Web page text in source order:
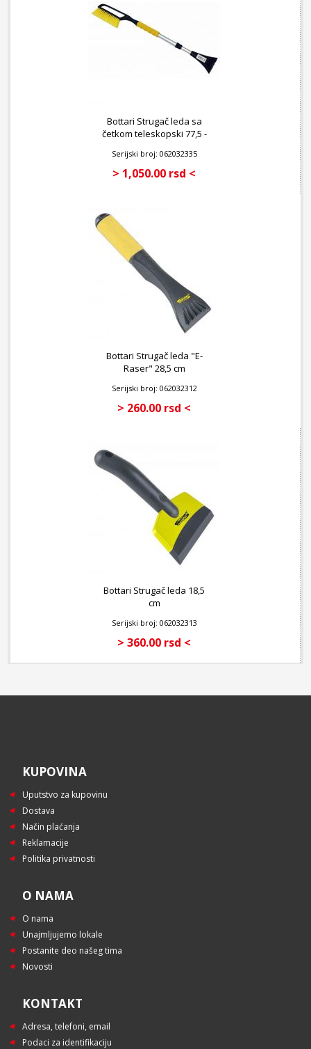
Bottari Strugač leda sa
četkom teleskopski 77,5 -
Serijski broj: 062032335
> 1,050.00 rsd <
Bottari Strugač leda "E-
Raser" 28,5 cm
Serijski broj: 062032312
> 260.00 rsd <
Bottari Strugač leda 18,5
cm
Serijski broj: 062032313
> 360.00 rsd <
KUPOVINA
Uputstvo za kupovinu
Dostava
Način plaćanja
Reklamacije
Politika privatnosti
O NAMA
O nama
Unajmljujemo lokale
Postanite deo našeg tima
Novosti
KONTAKT
Adresa, telefoni, email
Podaci za identifikaciju